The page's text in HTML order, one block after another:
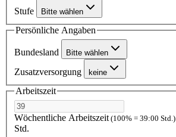
Stufe Bitte wählen
Persönliche Angaben
Bundesland Bitte wählen
Zusatzversorgung keine
Arbeitszeit
Wöchentliche Arbeitszeit (100% = 39:00 Std.)
Std.